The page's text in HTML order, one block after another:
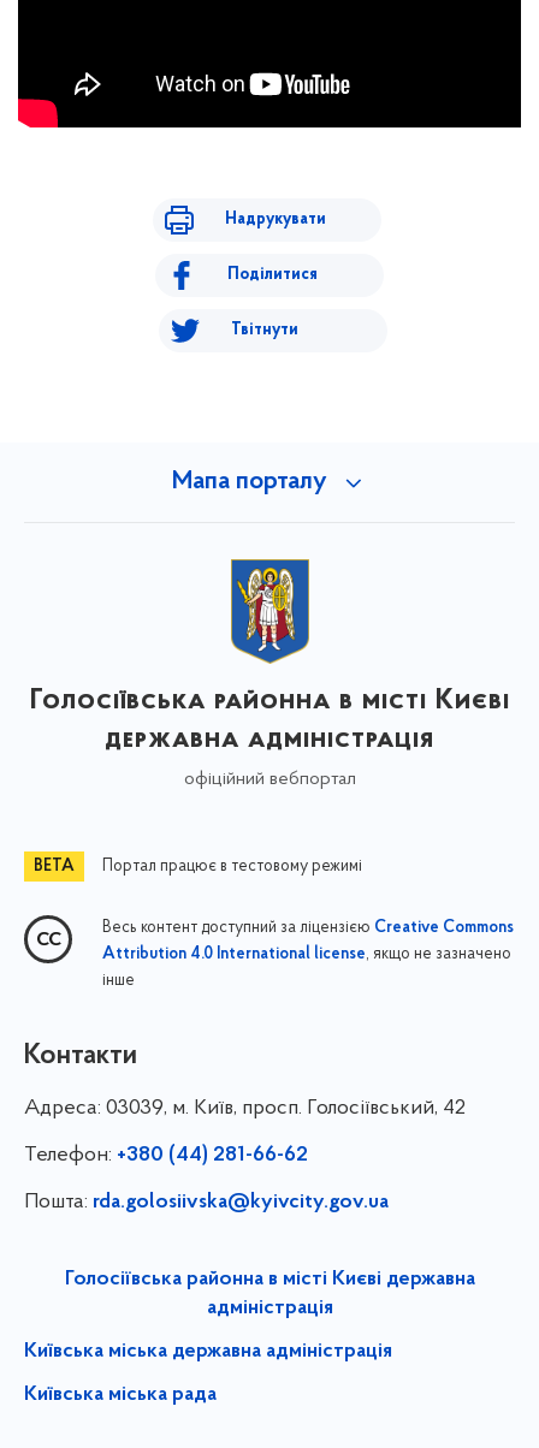
Надрукувати
Поділитися
Твітнути
Мапа порталу
Голосіївська районна в місті Києві
державна адміністрація
офіційний вебпортал
Портал працює в тестовому режимі
Весь контент доступний за ліцензією Creative Commons
Attribution 4.0 International license, якщо не зазначено
інше
Контакти
Адреса: 03039, м. Київ, просп. Голосіївський, 42
Телефон: +380 (44) 281-66-62
Пошта: rda.golosiivska@kyivcity.gov.ua
Голосіївська районна в місті Києві державна
адміністрація
Київська міська державна адміністрація
Київська міська рада